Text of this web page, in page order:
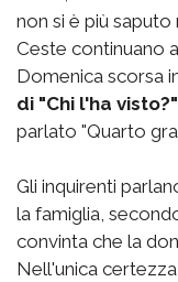
non si è più
Ceste continuano
Domenica scorsa
di "Chi l'ha visto?"
parlato "Quarto
Gli inquirenti
la famiglia,
convinta che la
Nell'unica